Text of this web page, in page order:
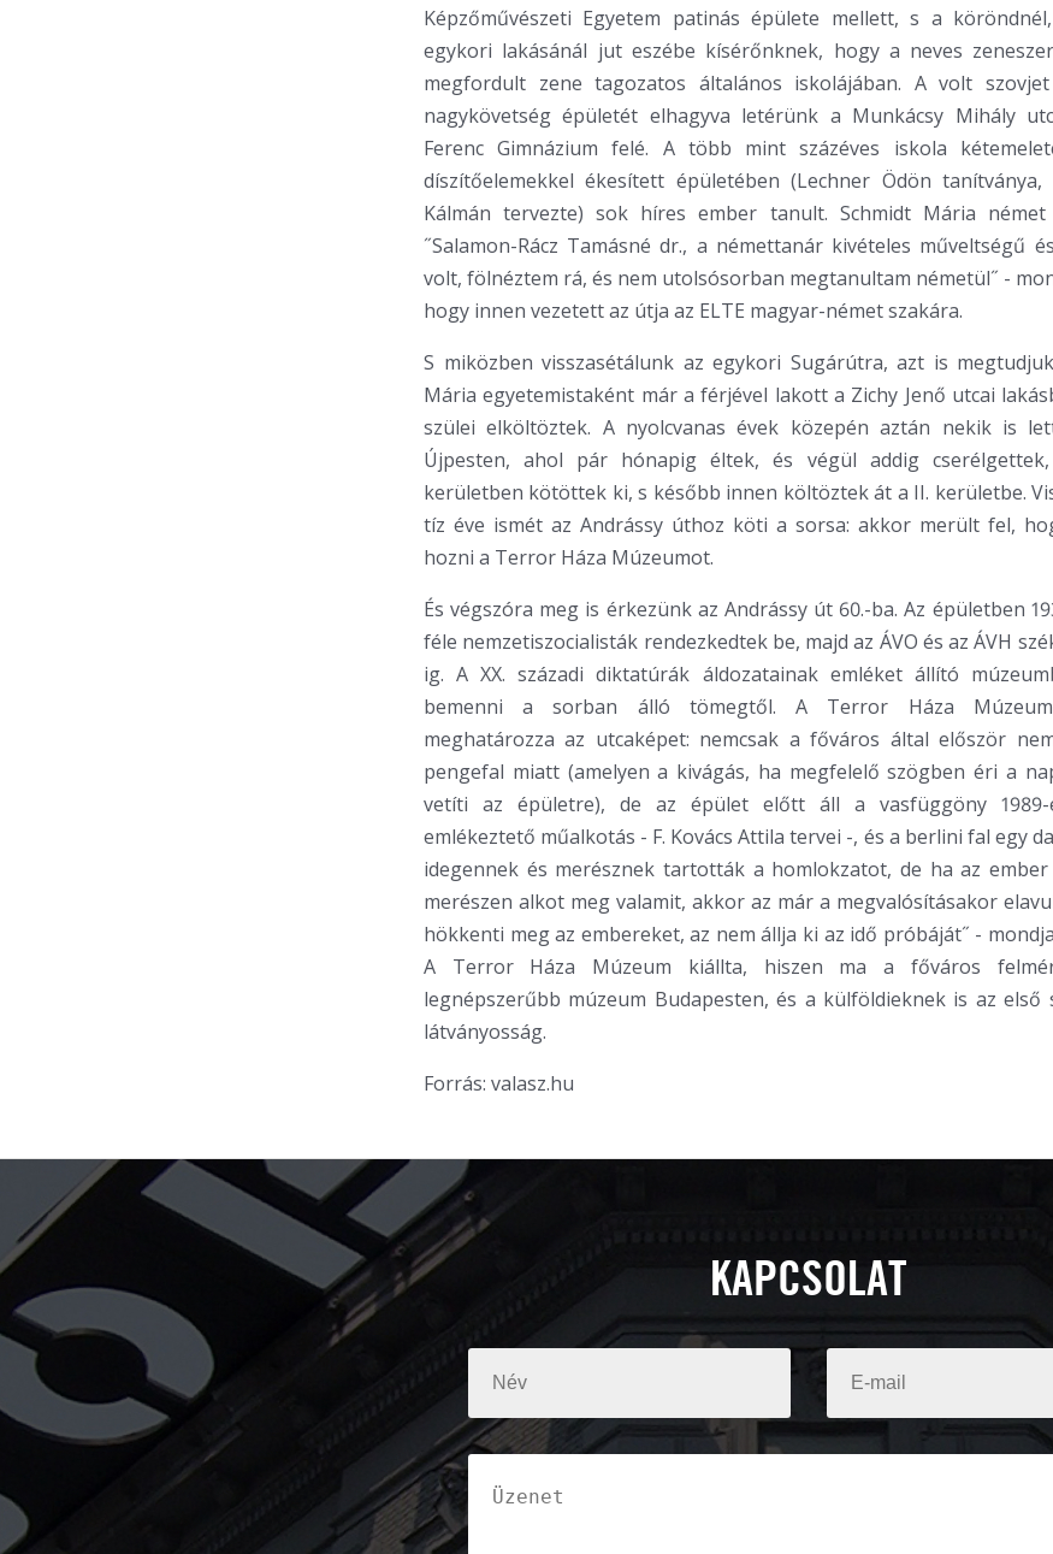
Képzőművészeti Egyetem patinás épülete mellett, s a
egykori lakásánál jut eszébe kísérőnknek, hogy a neves
megfordult zene tagozatos általános iskolájában. A volt
nagykövetség épületét elhagyva letérünk a Munkácsy Mihály
Ferenc Gimnázium felé. A több mint százéves iskola
díszítőelemekkel ékesített épületében (Lechner Ödön
Kálmán tervezte) sok híres ember tanult. Schmidt Mária
˝Salamon-Rácz Tamásné dr., a némettanár kivételes műveltségű
volt, fölnéztem rá, és nem utolsósorban megtanultam németül˝ -
hogy innen vezetett az útja az ELTE magyar-német szakára.
S miközben visszasétálunk az egykori Sugárútra, azt is
Mária egyetemistaként már a férjével lakott a Zichy Jenő utcai
szülei elköltöztek. A nyolcvanas évek közepén aztán nekik is
Újpesten, ahol pár hónapig éltek, és végül addig
kerületben kötöttek ki, s később innen költöztek át a II. kerületbe.
tíz éve ismét az Andrássy úthoz köti a sorsa: akkor merült fel,
hozni a Terror Háza Múzeumot.
És végszóra meg is érkezünk az Andrássy út 60.-ba. Az épületben
féle nemzetiszocialisták rendezkedtek be, majd az ÁVO és az ÁVH
ig. A XX. századi diktatúrák áldozatainak emléket állító
bemenni a sorban álló tömegtől. A Terror Háza Múzeum
meghatározza az utcaképet: nemcsak a főváros által először
pengefal miatt (amelyen a kivágás, ha megfelelő szögben éri a
vetíti az épületre), de az épület előtt áll a vasfüggöny 1989-
emlékeztető műalkotás - F. Kovács Attila tervei -, és a berlini fal egy
idegennek és merésznek tartották a homlokzatot, de ha az
merészen alkot meg valamit, akkor az már a megvalósításakor
hökkenti meg az embereket, az nem állja ki az idő próbáját˝ -
A Terror Háza Múzeum kiállta, hiszen ma a főváros
legnépszerűbb múzeum Budapesten, és a külföldieknek is az első
látványosság.
Forrás: valasz.hu
KAPCSOLAT